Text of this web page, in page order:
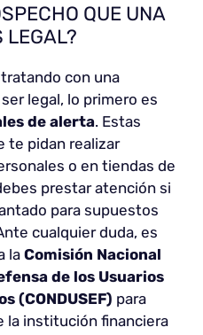
QUE UNA
LEGAL?
con una
legal, lo primero es
de alerta. Estas
te pidan realizar
o en tiendas de
prestar atención si
para supuestos
cualquier duda, es
laComisión Nacional
de los Usuarios
(CONDUSEF) para
la institución financiera